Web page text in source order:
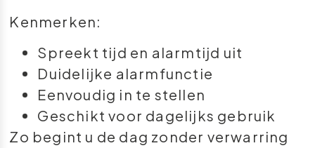
Kenmerken:
Spreekt tijd en alarmtijd uit
Duidelijke alarmfunctie
Eenvoudig in te stellen
Geschikt voor dagelijks gebruik
Zo begint u de dag zonder verwarring